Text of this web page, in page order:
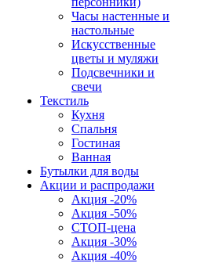
Часы настенные и
настольные
Искусственные
цветы и муляжи
Подсвечники и
свечи
Текстиль
Кухня
Спальня
Гостиная
Ванная
Бутылки для воды
Акции и распродажи
Акция -20%
Акция -50%
СТОП-цена
Акция -30%
Акция -40%